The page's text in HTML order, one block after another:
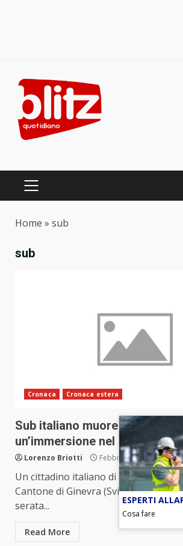
content
PRIMARY
Home » sub
sub
Cronaca Cronaca estera
Sub italiano muore in
un’immersione nel lago
Lorenzo Briotti Febbraio 13, 2023
Un cittadino italiano di 48 anni
Cantone di Ginevra (Svizzera) è
serata...
Read More
ESPERTI
Cosa fare